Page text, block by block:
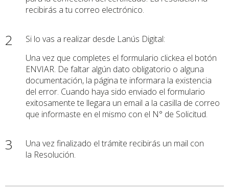
recibirás a tu correo electrónico.
2
Si lo vas a realizar desde Lanús Digital:
Una vez que completes el formulario clickea el botón
ENVIAR. De faltar algún dato obligatorio o alguna
documentación, la página te informara la existencia
del error. Cuando haya sido enviado el formulario
exitosamente te llegara un email a la casilla de correo
que informaste en el mismo con el N° de Solicitud.
3
Una vez finalizado el trámite recibirás un mail con
la Resolución.